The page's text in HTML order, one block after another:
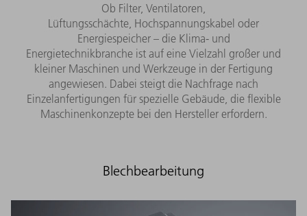
Ob Filter, Ventilatoren,
Lüftungsschächte, Hochspannungskabel oder
Energiespeicher – die Klima- und
Energietechnikbranche ist auf eine Vielzahl großer und
kleiner Maschinen und Werkzeuge in der Fertigung
angewiesen. Dabei steigt die Nachfrage nach
Einzelanfertigungen für spezielle Gebäude, die flexible
Maschinenkonzepte bei den Hersteller erfordern.
Blechbearbeitung